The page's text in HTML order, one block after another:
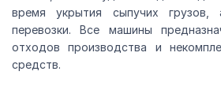
время укрытия сыпучих
перевозки. Все машины
отходов производства и
средств.